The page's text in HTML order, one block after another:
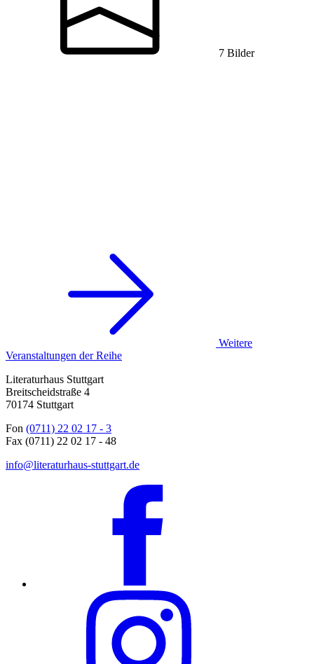
7 Bilder
Weitere
Veranstaltungen der Reihe
Literaturhaus Stuttgart
Breitscheidstraße 4
70174 Stuttgart
Fon (0711) 22 02 17 - 3
Fax (0711) 22 02 17 - 48
info@literaturhaus-stuttgart.de